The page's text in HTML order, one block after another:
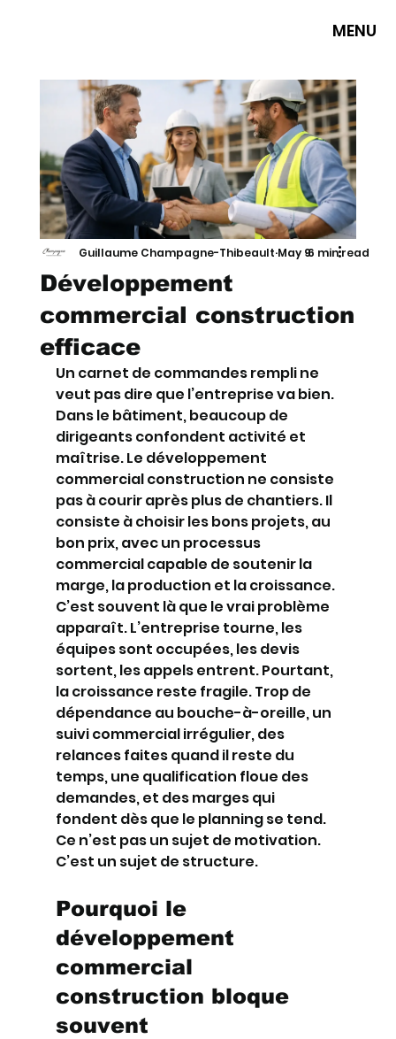
MENU
Développement
commercial construction
efficace
Guillaume Champagne-Thibeault May 96 min read
Un carnet de commandes rempli ne
veut pas dire que l’entreprise va bien.
Dans le bâtiment, beaucoup de
dirigeants confondent activité et
maîtrise. Le développement
commercial construction ne consiste
pas à courir après plus de chantiers. Il
consiste à choisir les bons projets, au
bon prix, avec un processus
commercial capable de soutenir la
marge, la production et la croissance.
C’est souvent là que le vrai problème
apparaît. L’entreprise tourne, les
équipes sont occupées, les devis
sortent, les appels entrent. Pourtant,
la croissance reste fragile. Trop de
dépendance au bouche-à-oreille, un
suivi commercial irrégulier, des
relances faites quand il reste du
temps, une qualification floue des
demandes, et des marges qui
fondent dès que le planning se tend.
Ce n’est pas un sujet de motivation.
C’est un sujet de structure.
Pourquoi le
développement
commercial
construction bloque
souvent